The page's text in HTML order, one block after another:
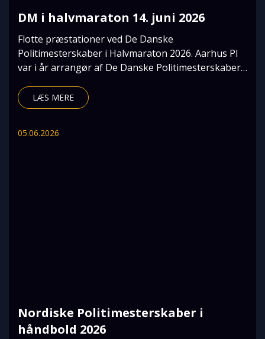
DM i halvmaraton 14. juni 2026
Flotte præstationer ved De Danske
Politimesterskaber i Halvmaraton 2026. Aarhus PI
var i år arrangør af De Danske Politimesterskaber i
LÆS MERE
05.06.2026
Nordiske Politimesterskaber i
håndbold 2026